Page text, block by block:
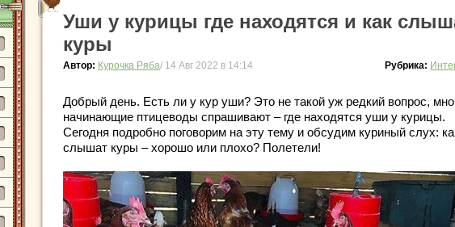
Уши у курицы где находятся и как
куры
Автор: Курочка Ряба/ 14 Авг 2022 в 14:14 Рубрика:
Добрый день. Есть ли у кур уши? Это не такой уж редкий вопрос,
начинающие птицеводы спрашивают – где находятся уши у курицы.
Сегодня подробно поговорим на эту тему и обсудим куриный слух:
слышат куры – хорошо или плохо? Полетели!